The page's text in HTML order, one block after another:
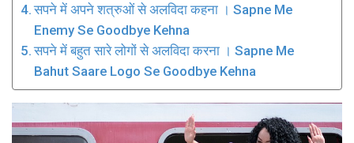
सपने में अपने शत्रुओं से अलविदा कहना । Sapne Me
Enemy Se Goodbye Kehna
सपने में बहुत सारे लोगों से अलविदा करना । Sapne Me
Bahut Saare Logo Se Goodbye Kehna